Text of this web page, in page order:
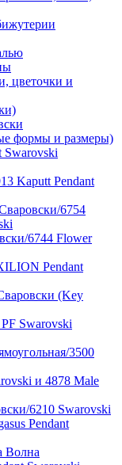
цветочки и
формы и размеры)
Swarovski
Kaputt Pendant
6754
6744 Flower
Pendant
(Key
Swarovski
3500
и 4878 Male
6210 Swarovski
Pendant
Волна